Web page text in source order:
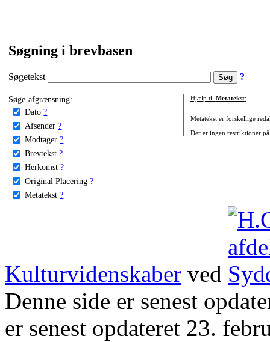
Søgning i brevbasen
Søgetekst ?
Søge-afgrænsning:
Dato ?
Afsender ?
Modtager ?
Brevtekst ?
Herkomst ?
Original Placering ?
Metatekst ?
Hjælp til Metatekst:
Metatekst er forskellige
Der er ingen restriktioner
Kulturvidenskaber ved
Denne side er senest
er senest opdateret 23.